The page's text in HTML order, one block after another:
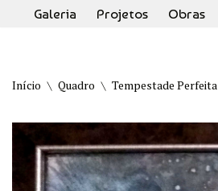
o
Galeria Projetos Obras
Início \ Quadro \ Tempestade Perfeita